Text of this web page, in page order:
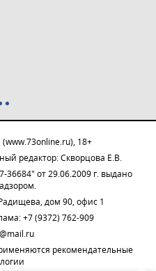
18+
редактор: Скворцова Е.В.
от 29.06.2009 г. выдано
дом 90, офис 1
+7 (9372) 762-909
рекомендательные